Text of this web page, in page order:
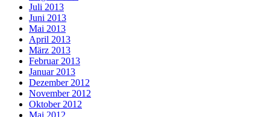
Juli 2013
Juni 2013
Mai 2013
April 2013
März 2013
Februar 2013
Januar 2013
Dezember 2012
November 2012
Oktober 2012